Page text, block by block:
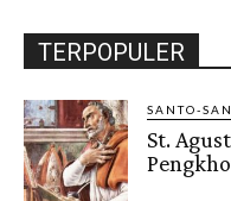
TERPOPULER
SANTO-
St.